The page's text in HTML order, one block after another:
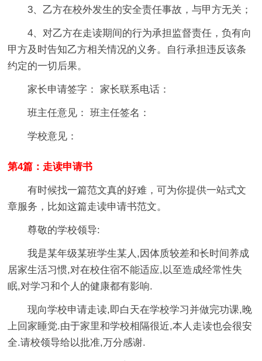
3、乙方在校外发生的安全责任事故，与甲方无关；
4、对乙方在走读期间的行为承担监督责任，负有向
甲方及时告知乙方相关情况的义务。自行承担违反该条
约定的一切后果。
家长申请签字： 家长联系电话：
班主任意见： 班主任签名：
学校意见：
第4篇：走读申请书
有时候找一篇范文真的好难，可为你提供一站式文
章服务，比如这篇走读申请书范文。
尊敬的学校领导:
我是某年级某班学生某人,因体质较差和长时间养成
居家生活习惯,对在校住宿不能适应,以至造成经常性失
眠,对学习和个人的健康都有影响.
现向学校申请走读,即白天在学校学习并做完功课,晚
上回家睡觉.由于家里和学校相隔很近,本人走读也会很安
全.请校领导给以批准,万分感谢.